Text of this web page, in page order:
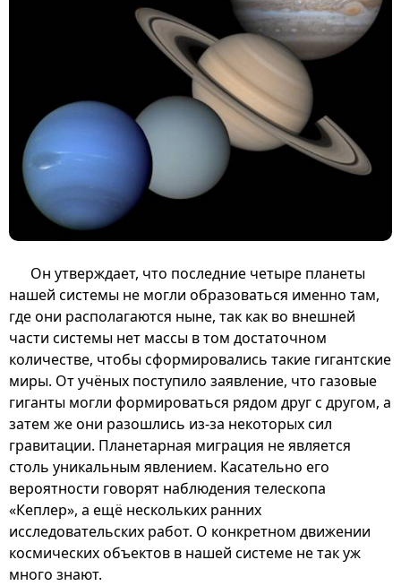
Он утверждает, что последние четыре планеты
нашей системы не могли образоваться именно там,
где они располагаются ныне, так как во внешней
части системы нет массы в том достаточном
количестве, чтобы сформировались такие гигантские
миры. От учёных поступило заявление, что газовые
гиганты могли формироваться рядом друг с другом, а
затем же они разошлись из-за некоторых сил
гравитации. Планетарная миграция не является
столь уникальным явлением. Касательно его
вероятности говорят наблюдения телескопа
«Кеплер», а ещё нескольких ранних
исследовательских работ. О конкретном движении
космических объектов в нашей системе не так уж
много знают.